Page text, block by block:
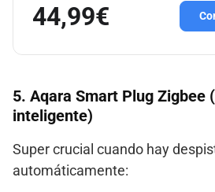
44,99€
5. Aqara Smart Plug Zigbee
inteligente)
Super crucial cuando hay
automáticamente: